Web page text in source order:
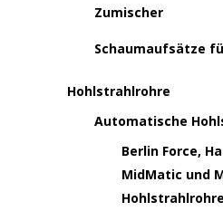
Zumischer
Schaumaufsätze
Hohlstrahlrohre
Automatische
Berlin Force,
MidMatic und
Hohlstrahlrohre